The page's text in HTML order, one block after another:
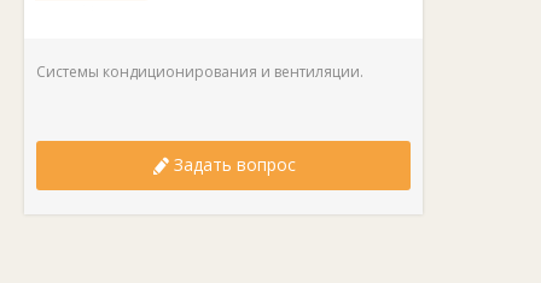
Системы кондиционирования и вентиляции.
Задать вопрос